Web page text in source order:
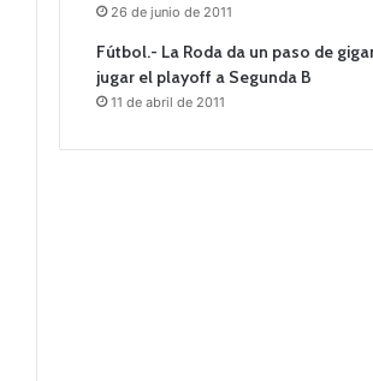
26 de junio de 2011
Fútbol.- La Roda da un paso de
jugar el playoff a Segunda B
11 de abril de 2011